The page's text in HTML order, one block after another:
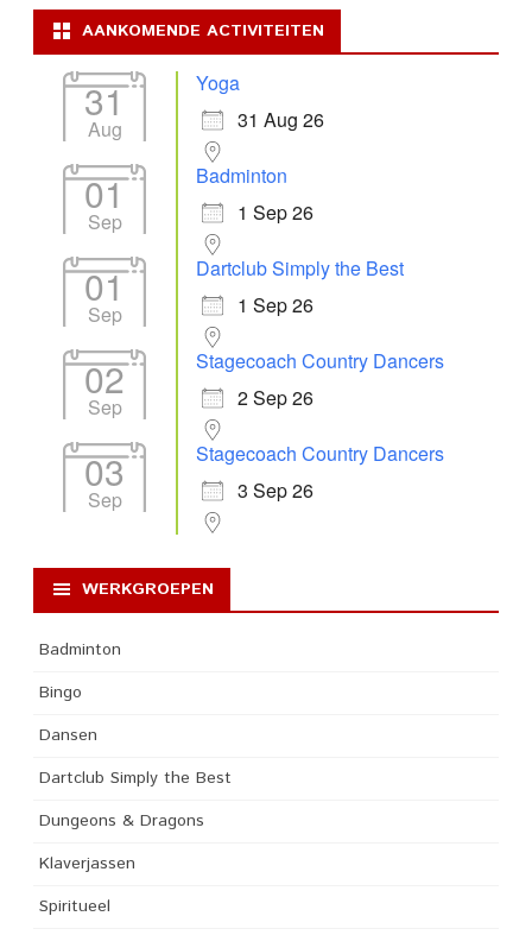
AANKOMENDE ACTIVITEITEN
31
Aug
Yoga
31 Aug 26
01
Sep
Badminton
1 Sep 26
01
Sep
Dartclub Simply the Best
1 Sep 26
02
Sep
Stagecoach Country Dancers
2 Sep 26
03
Sep
Stagecoach Country Dancers
3 Sep 26
WERKGROEPEN
Badminton
Bingo
Dansen
Dartclub Simply the Best
Dungeons & Dragons
Klaverjassen
Spiritueel